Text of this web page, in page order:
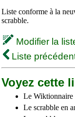
Liste conforme à la
scrabble.
Modifier la
Liste
Voyez cette
Le Wiktionnaire
Le scrabble en